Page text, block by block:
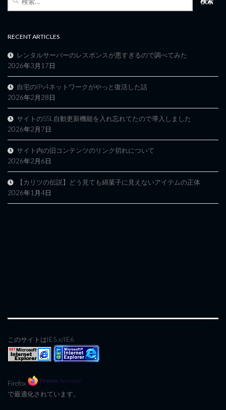
RECENT ARTICLES
レンタルサーバーのレスポンスが悪すぎるので調べてみた
2026年3月17日
自宅のIPv4ネットワークがやっと復活した話
2026年2月28日
サイトのSSL自動更新機能を入れ忘れてたので導入しました
2026年2月7日
サイト内の旧コンテンツのリンク切れについて
2026年2月6日
【カリツの伝説】どう見ても綿菓子に見えないアイテムの正体
2026年1月4日
このサイトはIE5.x/IE6
Firefox
で最適化されています。